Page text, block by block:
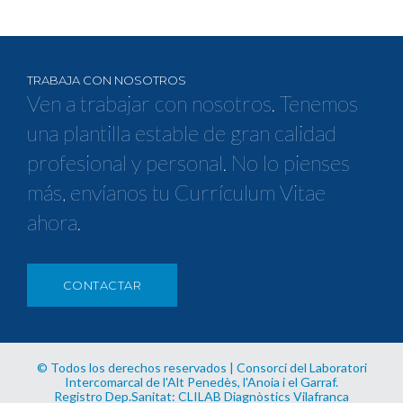
TRABAJA CON NOSOTROS
Ven a trabajar con nosotros. Tenemos
una plantilla estable de gran calidad
profesional y personal. No lo pienses
más, envíanos tu Currículum Vitae
ahora.
CONTACTAR
© Todos los derechos reservados | Consorci del Laboratori
Intercomarcal de l'Alt Penedès, l'Anoia i el Garraf.
Registro Dep.Sanitat: CLILAB Diagnòstics Vilafranca